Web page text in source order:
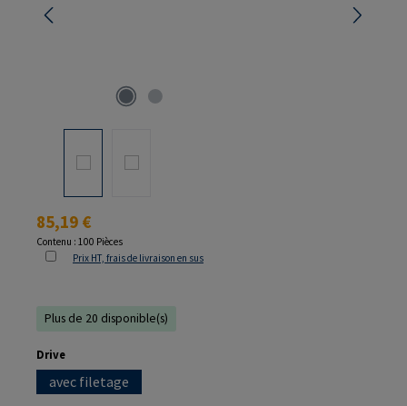
Prix régulier :
85,19 €
Contenu : 100 Pièces
Prix HT, frais de livraison en sus
Plus de 20 disponible(s)
Sélectionnez
Drive
avec filetage